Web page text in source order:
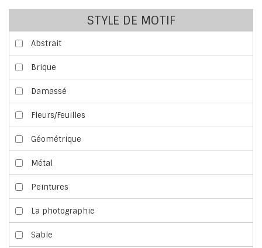
STYLE DE MOTIF
Abstrait
Brique
Damassé
Fleurs/Feuilles
Géométrique
Métal
Peintures
La photographie
Sable